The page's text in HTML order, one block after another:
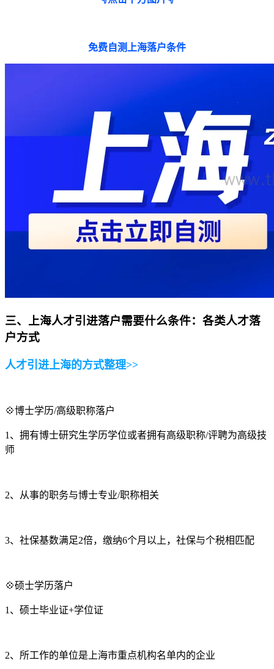
免费自测上海落户条件
三、上海人才引进落户需要什么条件：各类人才落
户方式
人才引进上海的方式整理>>
💠博士学历/高级职称落户
1、拥有博士研究生学历学位或者拥有高级职称/评聘为高级技
师
2、从事的职务与博士专业/职称相关
3、社保基数满足2倍，缴纳6个月以上，社保与个税相匹配
💠硕士学历落户
1、硕士毕业证+学位证
2、所工作的单位是上海市重点机构名单内的企业